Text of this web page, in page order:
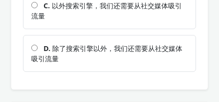
C. 以外搜索引擎，我们还需要从社交媒体吸引
流量
D. 除了搜索引擎以外，我们还需要从社交媒体
吸引流量